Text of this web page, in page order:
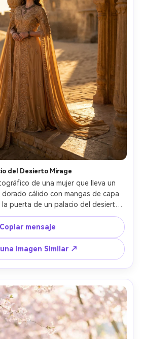
del Desierto Mirage
de una mujer que lleva un
cálido con mangas de capa
puerta de un palacio del desierto
de arena en la distancia, sol de
sombras, tomado en Nikon Z9 con
de cuerpo completo, pose real, piel
épica y estado de ánimo de
de hadas-AR 4:5
Copiar mensaje
imagen Similar ↗